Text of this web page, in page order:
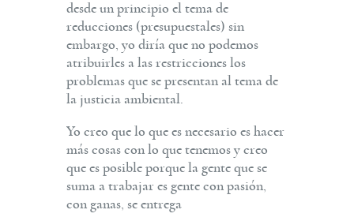
desde un principio el tema de
reducciones (presupuestales) sin
embargo, yo diría que no podemos
atribuirles a las restricciones los
problemas que se presentan al tema de
la justicia ambiental.
Yo creo que lo que es necesario es hacer
más cosas con lo que tenemos y creo
que es posible porque la gente que se
suma a trabajar es gente con pasión,
con ganas, se entrega